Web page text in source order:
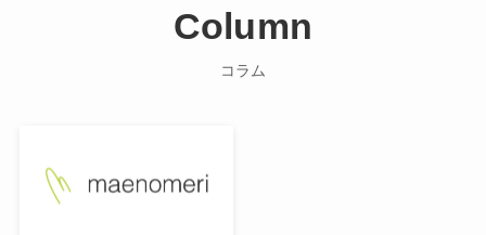
Column
コラム